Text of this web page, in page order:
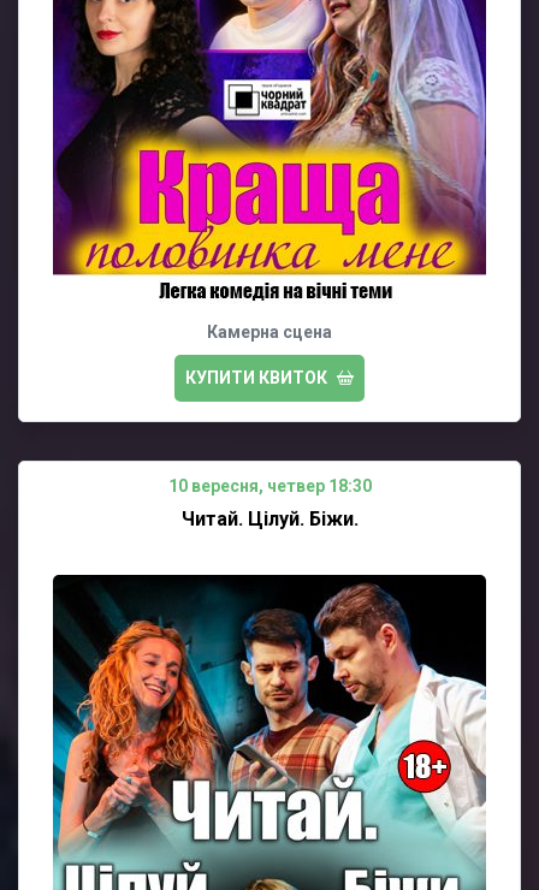
Камерна сцена
КУПИТИ КВИТОК
10 вересня, четвер 18:30
Читай. Цілуй. Біжи.